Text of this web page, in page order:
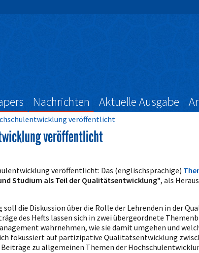
Nachrichten Aktuelle Ausgabe
veröffentlicht
veröffentlicht
veröffentlicht: Das (englischsprachige)
Studium als Teil der Qualitätsentwicklung", als
die Diskussion über die Rolle der Lehrenden in der
des Hefts lassen sich in zwei übergeordnete
wahrnehmen, wie sie damit umgehen und
fokussiert auf partizipative Qualitätsentwicklung
zu allgemeinen Themen der